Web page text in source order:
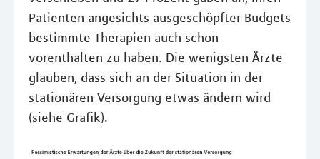
Patienten angesichts ausgeschöpfter Budgets
bestimmte Therapien auch schon
vorenthalten zu haben. Die wenigsten Ärzte
glauben, dass sich an der Situation in der
stationären Versorgung etwas ändern wird
(siehe Grafik).